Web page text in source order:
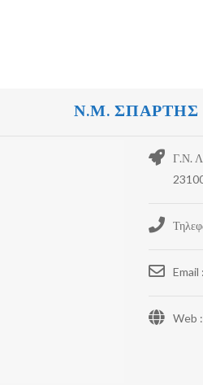
Ν.Μ. ΣΠΑΡΤΗΣ
Γ.Ν.
Email :
Web :